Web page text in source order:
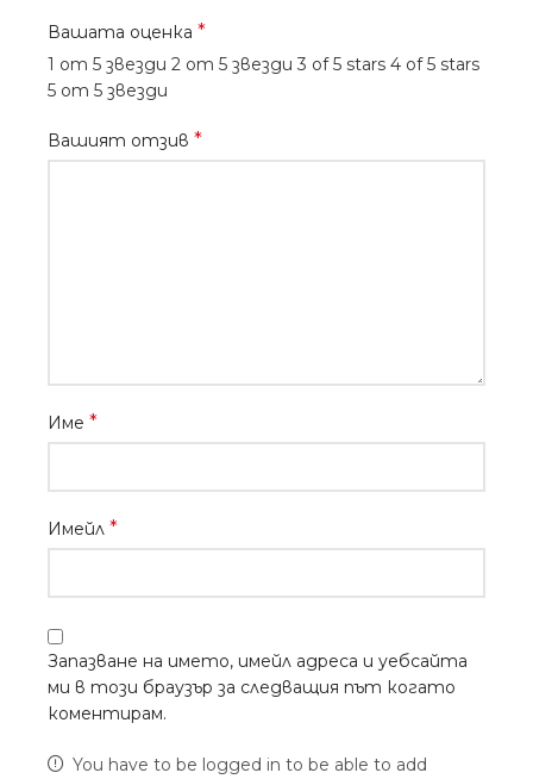
Вашата оценка *
1 от 5 звезди 2 от 5 звезди 3 of 5 stars 4 of 5 stars
5 от 5 звезди
Вашият отзив *
Име *
Имейл *
Запазване на името, имейл адреса и уебсайта
ми в този браузър за следващия път когато
коментирам.
You have to be logged in to be able to add